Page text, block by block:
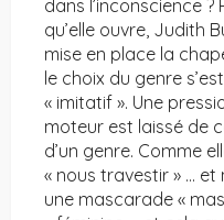
dans l’inconscience
qu’elle ouvre, Judith
mise en place la
le choix du genre
« imitatif ». Une
moteur est laissé de
d’un genre. Comme
« nous travestir » …
une mascarade «